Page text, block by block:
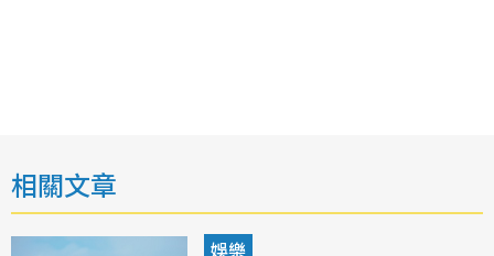
相關文章
娛樂